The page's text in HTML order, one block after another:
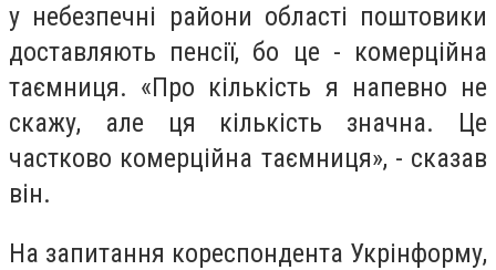
у небезпечні райони області поштовики
доставляють пенсії, бо це - комерційна
таємниця. «Про кількість я напевно не
скажу, але ця кількість значна. Це
частково комерційна таємниця», - сказав
він.
На запитання кореспондента Укрінформу,